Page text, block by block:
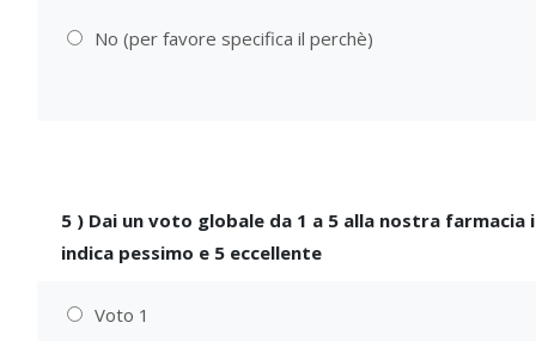
No (per favore specifica il perchè)
5 ) Dai un voto globale da 1 a 5 alla nostra farmacia
indica pessimo e 5 eccellente
Voto 1